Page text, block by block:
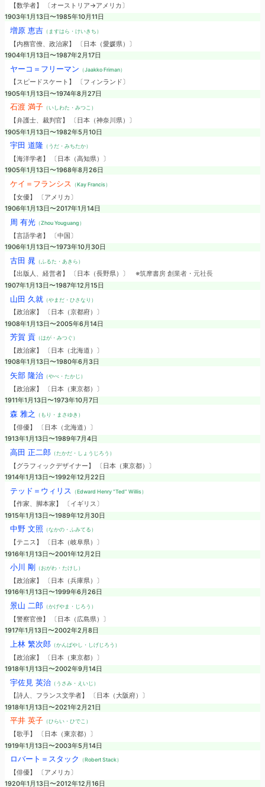
【数学者】 〔オーストリア→アメリカ〕
1903年1月13日〜1985年10月11日
増原 恵吉（ますはら・けいきち）
【内務官僚、政治家】 〔日本（愛媛県）〕
1904年1月13日〜1987年2月17日
ヤーコ＝フリーマン （Jaakko Friman）
【スピードスケート】 〔フィンランド〕
1905年1月13日〜1974年8月27日
石渡 満子（いしわた・みつこ）
【弁護士、裁判官】 〔日本（神奈川県）〕
1905年1月13日〜1982年5月10日
宇田 道隆（うだ・みちたか）
【海洋学者】 〔日本（高知県）〕
1905年1月13日〜1968年8月26日
ケイ＝フランシス （Kay Francis）
【女優】 〔アメリカ〕
1906年1月13日〜2017年1月14日
周 有光（Zhou Youguang）
【言語学者】 〔中国〕
1906年1月13日〜1973年10月30日
古田 晁 （ふるた・あきら）
【出版人、経営者】 〔日本（長野県）〕 ※筑摩書房 創業者・元社長
1907年1月13日〜1987年12月15日
山田 久就（やまだ・ひさなり）
【政治家】 〔日本（京都府）〕
1908年1月13日〜2005年6月14日
芳賀 貢（はが・みつぐ）
【政治家】 〔日本（北海道）〕
1908年1月13日〜1980年6月3日
矢部 隆治（やべ・たかじ）
【政治家】 〔日本（東京都）〕
1911年1月13日〜1973年10月7日
森 雅之 （もり・まさゆき）
【俳優】 〔日本（北海道）〕
1913年1月13日〜1989年7月4日
高田 正二郎（たかだ・しょうじろう）
【グラフィックデザイナー】 〔日本（東京都）〕
1914年1月13日〜1992年12月22日
テッド＝ウィリス （Edward Henry “Ted” Willis）
【作家、脚本家】 〔イギリス〕
1915年1月13日〜1989年12月30日
中野 文照 （なかの・ふみてる）
【テニス】 〔日本（岐阜県）〕
1916年1月13日〜2001年12月2日
小川 剛 （おがわ・たけし）
【政治家】 〔日本（兵庫県）〕
1916年1月13日〜1999年6月26日
景山 二郎（かげやま・じろう）
【警察官僚】 〔日本（広島県）〕
1917年1月13日〜2002年2月8日
上林 繁次郎（かんばやし・しげじろう）
【政治家】 〔日本（東京都）〕
1918年1月13日〜2002年9月14日
宇佐見 英治（うさみ・えいじ）
【詩人、フランス文学者】 〔日本（大阪府）〕
1918年1月13日〜2021年2月21日
平井 英子（ひらい・ひでこ）
【歌手】 〔日本（東京都）〕
1919年1月13日〜2003年5月14日
ロバート＝スタック （Robert Stack）
【俳優】 〔アメリカ〕
1920年1月13日〜2012年12月16日